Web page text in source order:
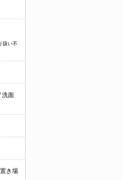
扱い不
洗面
き場